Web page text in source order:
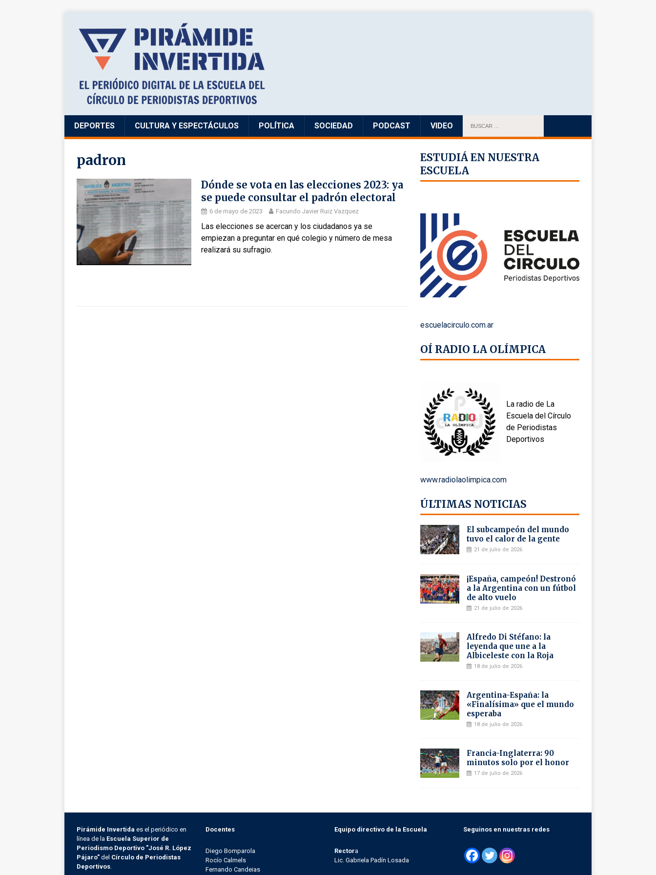
DEPORTES CULTURA Y ESPECTÁCULOS POLÍTICA SOCIEDAD PODCAST VIDEO
padron
Dónde se vota en las elecciones 2023: ya
se puede consultar el padrón electoral
6 de mayo de 2023 Facundo Javier Ruiz Vazquez
Las elecciones se acercan y los ciudadanos ya se
empiezan a preguntar en qué colegio y número de mesa
realizará su sufragio.
ESTUDIÁ EN NUESTRA
ESCUELA
escuelacirculo.com.ar
OÍ RADIO LA OLÍMPICA
La radio de La
Escuela del Círculo
de Periodistas
Deportivos
www.radiolaolimpica.com
ÚLTIMAS NOTICIAS
El subcampeón del mundo
tuvo el calor de la gente
21 de julio de 2026
¡España, campeón! Destronó
a la Argentina con un fútbol
de alto vuelo
21 de julio de 2026
Alfredo Di Stéfano: la
leyenda que une a la
Albiceleste con la Roja
18 de julio de 2026
Argentina-España: la
«Finalísima» que el mundo
esperaba
18 de julio de 2026
Francia-Inglaterra: 90
minutos solo por el honor
17 de julio de 2026
Pirámide Invertida es el periódico en
línea de la Escuela Superior de
Periodismo Deportivo "José R. López
Pájaro" del Círculo de Periodistas
Deportivos
Docentes
Diego Bomparola
Rocío Calmels
Fernando Candeias
Equipo directivo de la Escuela
Rectora
Lic. Gabriela Padín Losada
Seguinos en nuestras redes